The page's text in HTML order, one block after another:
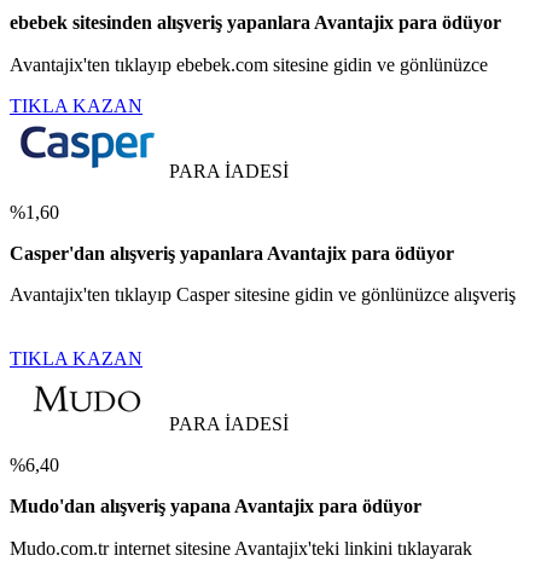
ebebek sitesinden alışveriş yapanlara Avantajix para ödüyor
Avantajix'ten tıklayıp ebebek.com sitesine gidin ve gönlünüzce
TIKLA KAZAN
PARA İADESİ
%1,60
Casper'dan alışveriş yapanlara Avantajix para ödüyor
Avantajix'ten tıklayıp Casper sitesine gidin ve gönlünüzce alışveriş
TIKLA KAZAN
PARA İADESİ
%6,40
Mudo'dan alışveriş yapana Avantajix para ödüyor
Mudo.com.tr internet sitesine Avantajix'teki linkini tıklayarak